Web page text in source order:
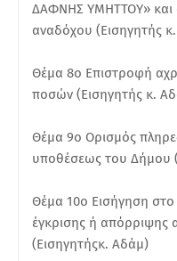
ΔΑΦΝΗΣ ΥΜΗΤΤΟΥ» και
αναδόχου (Εισηγητής
Θέμα 8ο Επιστροφή
ποσών (Εισηγητής κ.
Θέμα 9ο Ορισμός
υποθέσεως του Δήμου
Θέμα 10ο Εισήγηση
έγκρισης ή απόρριψης
(Εισηγητήςκ. Αδάμ)